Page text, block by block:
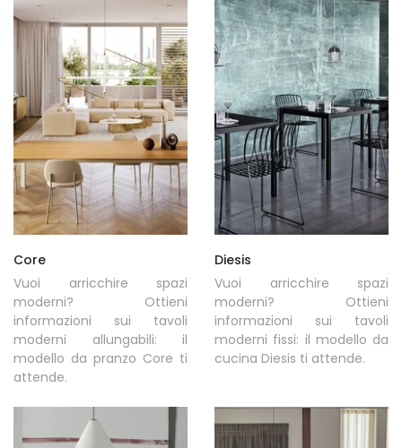
Core
Vuoi arricchire spazi
moderni? Ottieni
informazioni sui tavoli
moderni allungabili: il
modello da pranzo Core ti
attende.
Diesis
Vuoi arricchire spazi
moderni? Ottieni
informazioni sui tavoli
moderni fissi: il modello da
cucina Diesis ti attende.